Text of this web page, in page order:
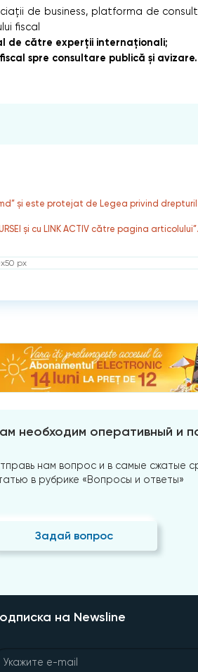
de business, platforma de
fiscal
de către experții internaționali;
spre consultare publică și avizare.
și este protejat de Legea privind
și cu LINK ACTIV către pagina articolului”.
px
необходим оперативный и
нам вопрос и в самые сжатые
в рубрике «Вопросы и ответы»
Задай вопрос
на Newsline